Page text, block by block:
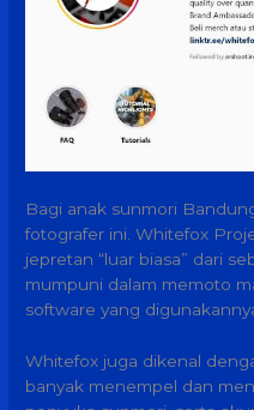
Bagi anak sunmori
fotografer ini. Whitefox
jepretan “luar biasa” dari
mumpuni dalam memoto
software yang
Whitefox juga dikenal
banyak menempel dan